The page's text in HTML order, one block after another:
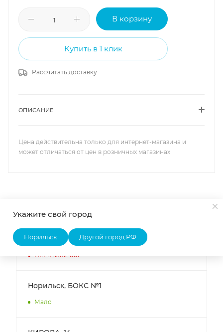
В корзину
Купить в 1 клик
Рассчитать доставку
ОПИСАНИЕ
Цена действительна только для интернет-магазина и
может отличаться от цен в розничных магазинах
ОФИС Норильск
Нет в наличии
Норильск, БОКС №1
Мало
Укажите свой город
Норильск Другой город РФ